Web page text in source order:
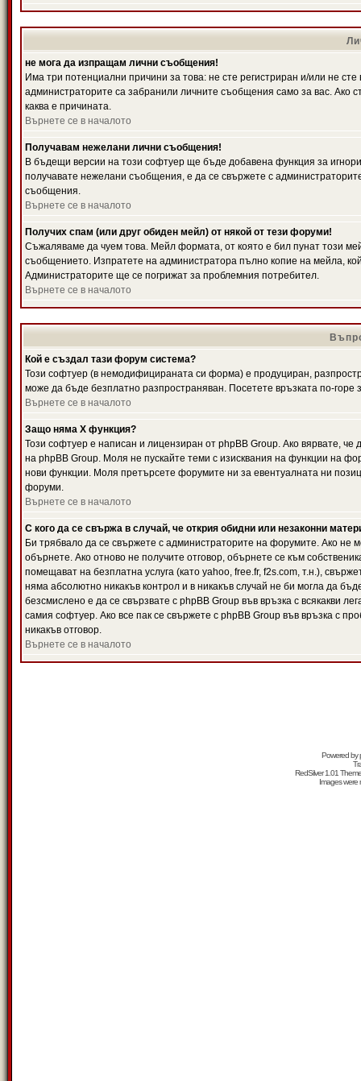
не мога да изпращам лични съобщения!
Има три потенциални причини за това: не сте регистриран и/или не
администраторите са забранили личните съобщения само за вас. Ако
каква е причината.
Върнете се в началото
Получавам нежелани лични съобщения!
В бъдещи версии на този софтуер ще бъде добавена функция за
получавате нежелани съобщения, е да се свържете с
съобщения.
Върнете се в началото
Получих спам (или друг обиден мейл) от някой от тези форуми!
Съжаляваме да чуем това. Мейл формата, от която е бил пунат този
съобщението. Изпратете на администратора пълно копие на мейла,
Администраторите ще се погрижат за проблемния потребител.
Върнете се в началото
Кой е създал тази форум система?
Този софтуер (в немодифицираната си форма) е продуциран,
може да бъде безплатно разпространяван. Посетете връзката по-горе
Върнете се в началото
Защо няма X функция?
Този софтуер е написан и лицензиран от phpBB Group. Ако вярвате,
на phpBB Group. Моля не пускайте теми с изисквания на функции на
нови функции. Моля претърсете форумите ни за евентуалната ни
форуми.
Върнете се в началото
С кого да се свържа в случай, че открия обидни или незаконни
Би трябвало да се свържете с администраторите на форумите. Ако не
обърнете. Ако отново не получите отговор, обърнете се към
помещават на безплатна услуга (като yahoo, free.fr, f2s.com, т.н.),
няма абсолютно никакъв контрол и в никакъв случай не би могла да
безсмислено е да се свързвате с phpBB Group във връзка с всякакви
самия софтуер. Ако все пак се свържете с phpBB Group във връзка с
никакъв отговор.
Върнете се в началото
Powered by
RedSilver 1.01
Images were